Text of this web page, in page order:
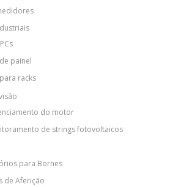
painel
racks
do motor
de strings fotovoltaicos
para Bornes
de Aferição